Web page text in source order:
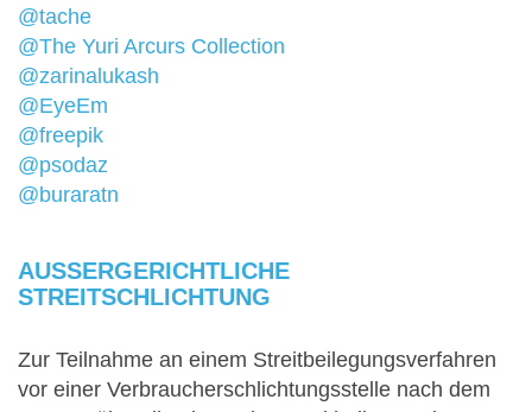
@tache
@The Yuri Arcurs Collection
@zarinalukash
@EyeEm
@freepik
@psodaz
@buraratn
AUSSERGERICHTLICHE S
TREITSCHLICHTUNG
Zur Teilnahme an einem Streitbeilegungsverfahren
vor einer Verbraucherschlichtungsstelle nach dem